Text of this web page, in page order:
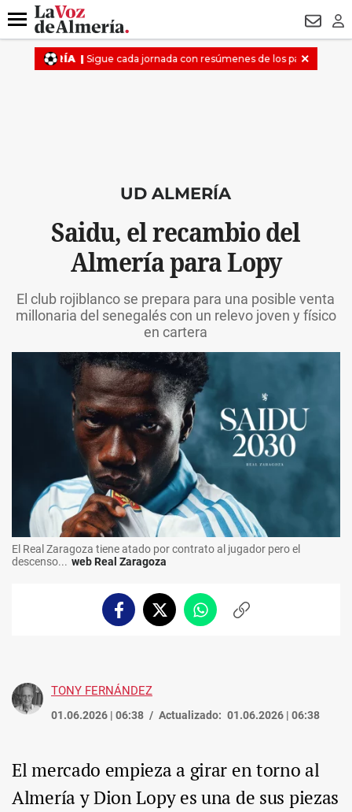
DESTACADO
Menú
UD ALMERÍA
Saidu, el recambio del
Almería para Lopy
El club rojiblanco se prepara para una posible venta
millonaria del senegalés con un relevo joven y físico
en cartera
El Real Zaragoza tiene atado por contrato al jugador pero el
descenso... web Real Zaragoza
FacebookTwitterWhatsappCopiar
TONY FERNÁNDEZ
01.06.2026 | 06:38 Actualizado: 01.06.2026 | 06:38
El mercado empieza a girar en torno al
Almería y Dion Lopy es una de sus piezas